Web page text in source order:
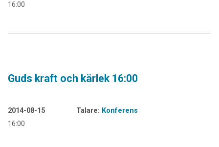
16:00
Guds kraft och kärlek 16:00
2014-08-15 Talare: Konferens
16:00